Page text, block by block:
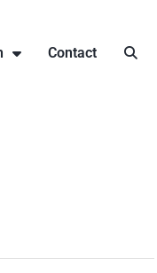
Contact